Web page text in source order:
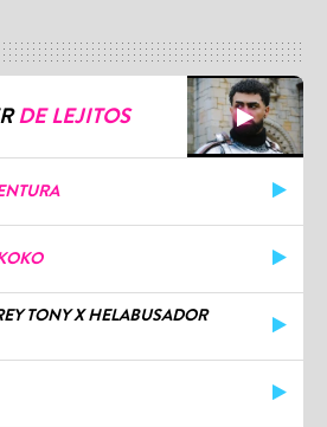
DE LEJITOS
TONY X HELABUSADOR